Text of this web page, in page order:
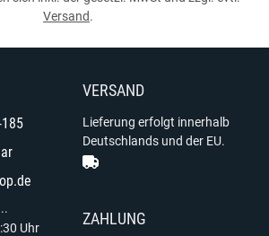
Versand.
Uhr
VERSAND
Lieferung erfolgt innerhalb
Deutschlands und der EU.
ZAHLUNG